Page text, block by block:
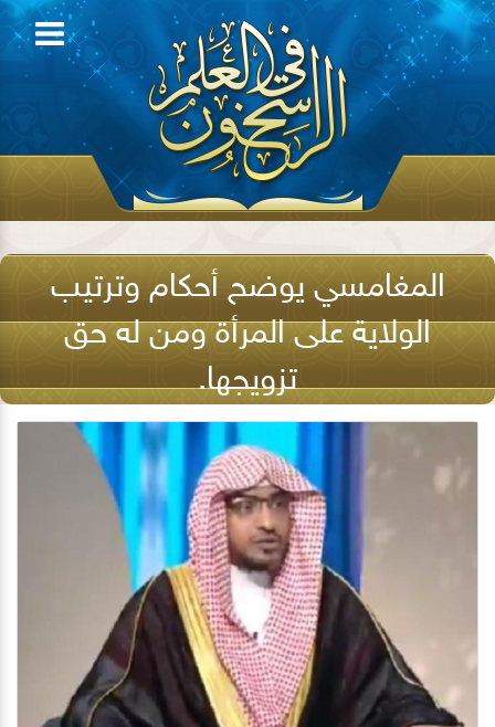
المغامسي يوضح أحكام وترتيب
الولاية على المرأة ومن له حق
تزويجها.